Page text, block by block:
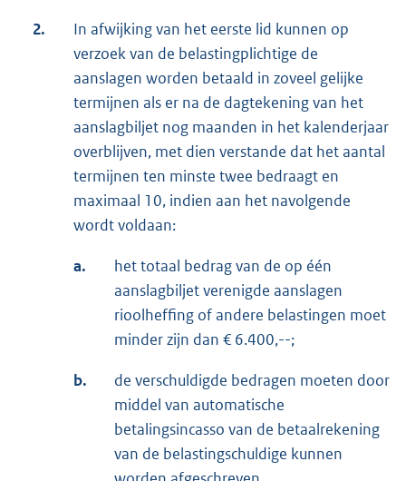
2.
In afwijking van het eerste lid kunnen op
verzoek van de belastingplichtige de
aanslagen worden betaald in zoveel gelijke
termijnen als er na de dagtekening van het
aanslagbiljet nog maanden in het kalenderjaar
overblijven, met dien verstande dat het aantal
termijnen ten minste twee bedraagt en
maximaal 10, indien aan het navolgende
wordt voldaan:
a.
het totaal bedrag van de op één
aanslagbiljet verenigde aanslagen
rioolheffing of andere belastingen moet
minder zijn dan € 6.400,--;
b.
de verschuldigde bedragen moeten door
middel van automatische
betalingsincasso van de betaalrekening
van de belastingschuldige kunnen